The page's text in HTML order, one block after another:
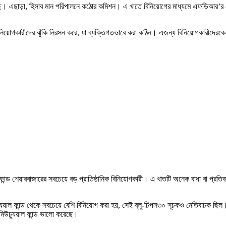
এছাড়া, হিসাব মান পরিপালনে কঠোর কমিশন। এ খাতে বিনিয়োগের মাধ্যমে
ঝুঁকি নিরসন করে, যা ব্যক্তিগতভাবে করা কঠিন। এজন্য
সবচেয়ে বড় প্রাতিষ্ঠানিক বিনিয়োগকারী। এ খাতটি অনেক বাধা বা
ফান্ড থেকে সবচেয়ে বেশি বিনিয়োগ করা হয়, সেই ব্লু-চিপস৩০ সূচকও
ফান্ড ভালো করেছে।